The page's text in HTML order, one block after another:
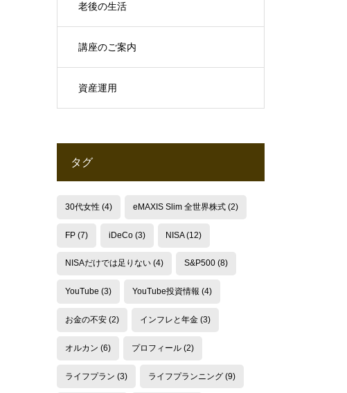
老後の生活
講座のご案内
資産運用
タグ
30代女性(4) eMAXIS Slim 全世界株式(2)
FP(7) iDeCo(3) NISA(12)
NISAだけでは足りない(4) S&P500(8)
YouTube (3) YouTube投資情報 (4)
お金の不安(2) インフレと年金(3)
オルカン (6) プロフィール(2)
ライフプラン (3) ライフプランニング(9)